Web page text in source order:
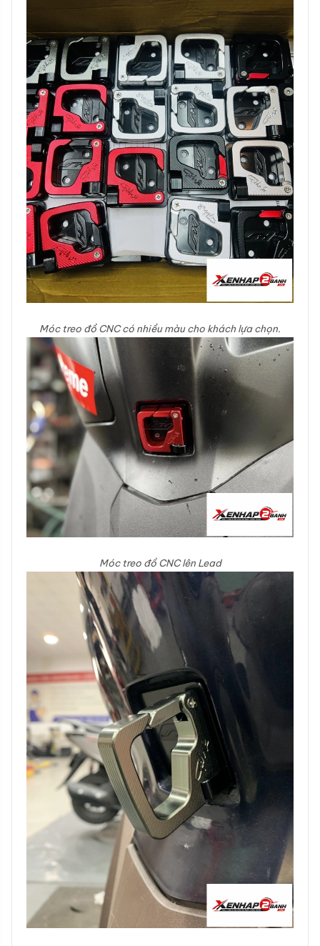
Móc treo đồ CNC có nhiều màu cho khách lựa chọn.
Móc treo đồ CNC lên Lead